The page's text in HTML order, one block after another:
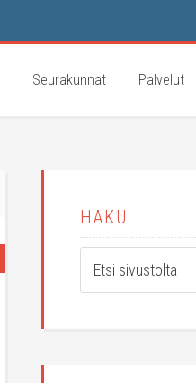
Seurakunnat Palvelut
HAKU